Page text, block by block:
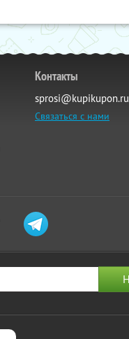
Контакты
sprosi@kupikupon.ru
Связаться с нами